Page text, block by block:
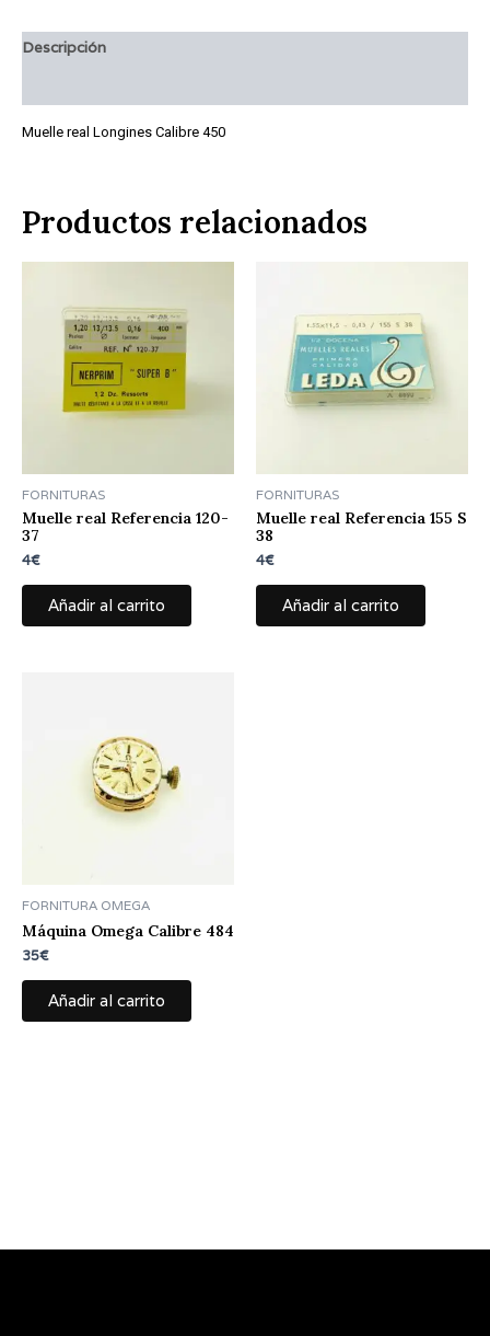
Descripción
Muelle real Longines Calibre 450
Productos relacionados
FORNITURAS
Muelle real Referencia 120-
37
4€
Añadir al carrito
FORNITURAS
Muelle real Referencia 155 S
38
4€
Añadir al carrito
FORNITURA OMEGA
Máquina Omega Calibre 484
35€
Añadir al carrito